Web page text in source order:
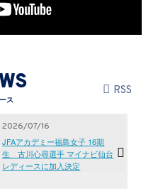
ス
RSS
2026/07/16
JFAアカデミー福島女子 16期
生 古川心尋選手 マイナビ仙台
レディースに加入決定